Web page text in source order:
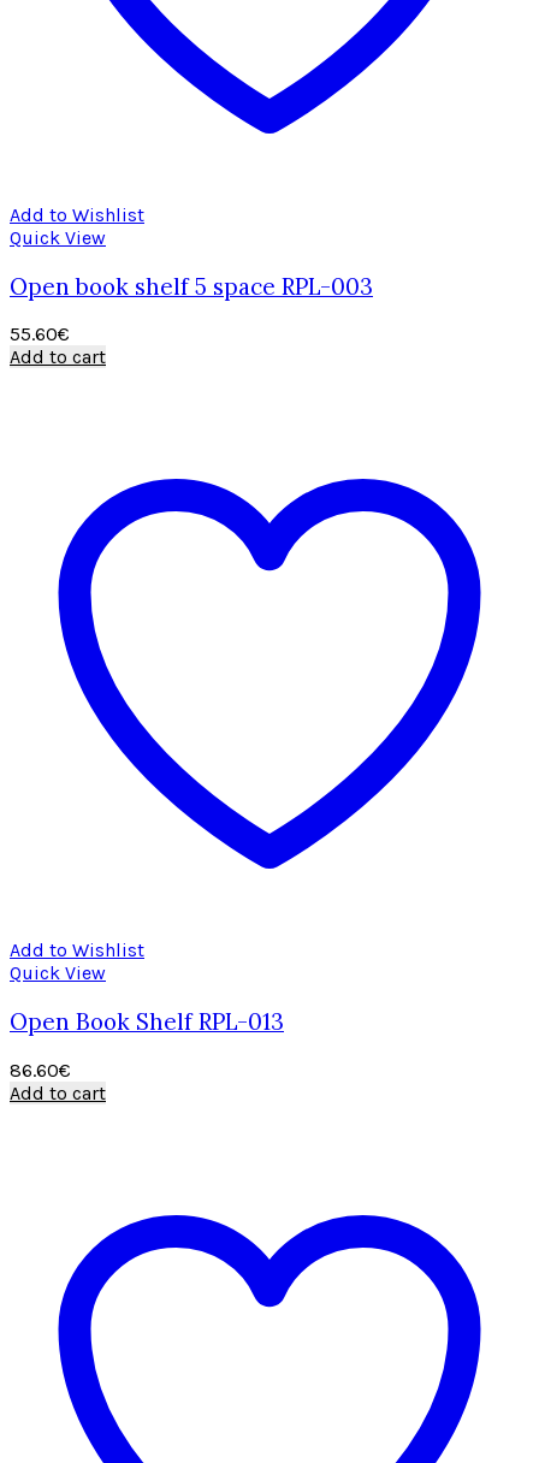
Add to Wishlist
Quick View
Open book shelf 5 space RPL-003
55.60€
Add to cart
Add to Wishlist
Quick View
Open Book Shelf RPL-013
86.60€
Add to cart